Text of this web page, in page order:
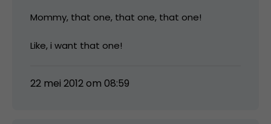
Mommy, that one, that one, that one!
Like, i want that one!
22 mei 2012 om 08:59